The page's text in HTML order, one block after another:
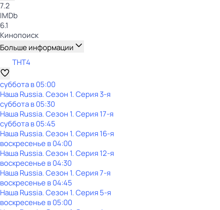
7.2
IMDb
6.1
Кинопоиск
Больше информации
ТНТ4
субботав05:00
Наша Russia. Сезон 1. Серия 3-я
субботав05:30
Наша Russia. Сезон 1. Серия 17-я
субботав05:45
Наша Russia. Сезон 1. Серия 16-я
воскресенье в04:00
Наша Russia. Сезон 1. Серия 12-я
воскресенье в04:30
Наша Russia. Сезон 1. Серия 7-я
воскресенье в04:45
Наша Russia. Сезон 1. Серия 5-я
воскресенье в05:00